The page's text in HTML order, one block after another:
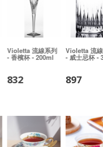
Violetta 流線系列
- 香檳杯 - 200ml
832
Violetta 流
- 威士忌杯 -
897